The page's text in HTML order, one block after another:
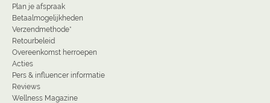
Plan je afspraak
Betaalmogelijkheden
Verzendmethode*
Retourbeleid
Overeenkomst herroepen
Acties
Pers & influencer informatie
Reviews
Wellness Magazine